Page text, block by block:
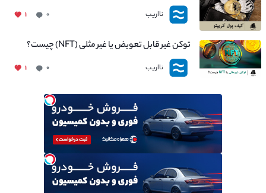
نااریب ۰ ۱
توکن غیر قابل تعویض یا غیر مثلی (NFT) چیست؟
نااریب ۰ ۱